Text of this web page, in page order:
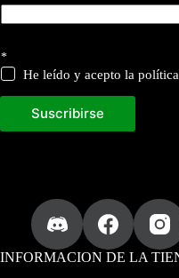
*
He leído y acepto la
Suscribirse
INFORMACION DE LA